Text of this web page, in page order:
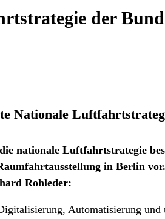
der
Nationale
nationale Luftfahrtstrategie
in Berlin
Rohleder:
Automatisierung